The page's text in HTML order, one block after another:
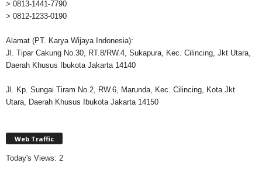
> 0813-1441-7790
> 0812-1233-0190
Alamat (PT. Karya Wijaya Indonesia):
Jl. Tipar Cakung No.30, RT.8/RW.4, Sukapura, Kec. Cilincing, Jkt Utara,
Daerah Khusus Ibukota Jakarta 14140
Jl. Kp. Sungai Tiram No.2, RW.6, Marunda, Kec. Cilincing, Kota Jkt
Utara, Daerah Khusus Ibukota Jakarta 14150
Web Traffic
Today's Views: 2